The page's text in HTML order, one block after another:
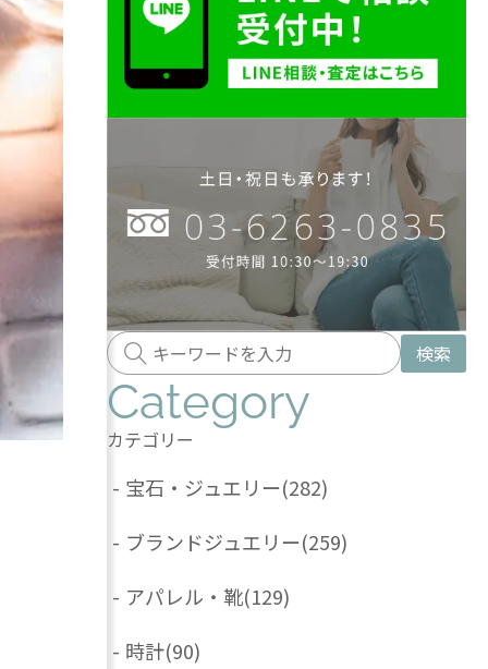
検索
Category
カテゴリー
- 宝石・ジュエリー(282)
- ブランドジュエリー(259)
- アパレル・靴(129)
- 時計(90)